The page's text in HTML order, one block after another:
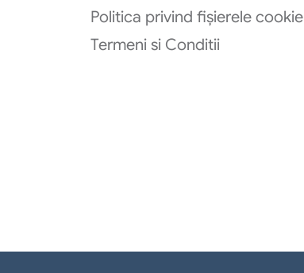
Politica privind fișierele cookie
Termeni si Conditii